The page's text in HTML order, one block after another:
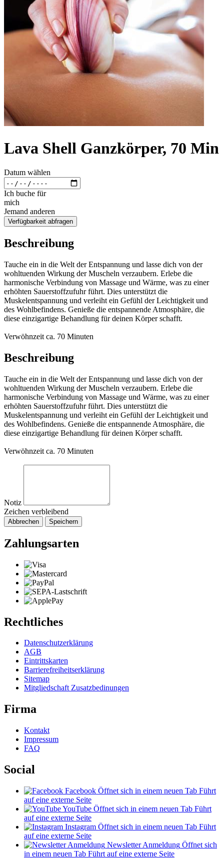
Lava Shell Ganzkörper, 70 Min
Datum wählen
Ich buche für
mich
Jemand anderen
Verfügbarkeit abfragen
Beschreibung
Tauche ein in die Welt der Entspannung und lasse dich von der
wohltuenden Wirkung der Muscheln verzaubern. Erlebe die
harmonische Verbindung von Massage und Wärme, was zu einer
erhöhten Sauerstoffzufuhr führt. Dies unterstützt die
Muskelentspannung und verleiht ein Gefühl der Leichtigkeit und
des Wohlbefindens. Genieße die entspannende Atmosphäre, die
diese einzigartige Behandlung für deinen Körper schafft.
Verwöhnzeit ca. 70 Minuten
Beschreibung
Tauche ein in die Welt der Entspannung und lasse dich von der
wohltuenden Wirkung der Muscheln verzaubern. Erlebe die
harmonische Verbindung von Massage und Wärme, was zu einer
erhöhten Sauerstoffzufuhr führt. Dies unterstützt die
Muskelentspannung und verleiht ein Gefühl der Leichtigkeit und
des Wohlbefindens. Genieße die entspannende Atmosphäre, die
diese einzigartige Behandlung für deinen Körper schafft.
Verwöhnzeit ca. 70 Minuten
Notiz
Zeichen verbleibend
Abbrechen Speichern
Zahlungsarten
Rechtliches
Datenschutzerklärung
AGB
Eintrittskarten
Barrierefreiheitserklärung
Sitemap
Mitgliedschaft Zusatzbedinungen
Firma
Kontakt
Impressum
FAQ
Social
Facebook Öffnet sich in einem neuen Tab Führt
auf eine externe Seite
YouTube Öffnet sich in einem neuen Tab Führt
auf eine externe Seite
Instagram Öffnet sich in einem neuen Tab Führt
auf eine externe Seite
Newsletter Anmeldung Öffnet sich
in einem neuen Tab Führt auf eine externe Seite